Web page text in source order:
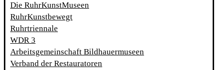
Die RuhrKunstMuseen
RuhrKunstbewegt
Ruhrtriennale
WDR 3
Arbeitsgemeinschaft Bildhauermuseen
Verband der Restauratoren